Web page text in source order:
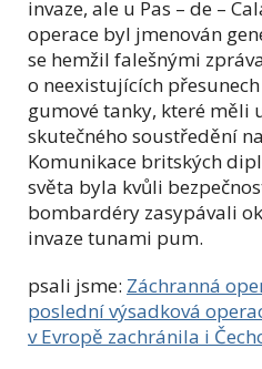
invaze, ale u Pas – de –
operace byl jmenován
se hemžil falešnými
o neexistujících
gumové tanky, které měli
skutečného soustředění
Komunikace britských
světa byla kvůli
bombardéry zasypávali
invaze tunami pum.
psali jsme: Záchranná
poslední výsadková
v Evropě zachránila i